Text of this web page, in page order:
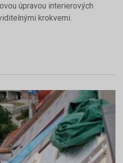
úpravou interierových
krokvemi.